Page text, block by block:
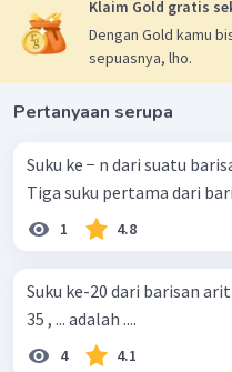
Jadi, Jawaban yang tepat
Klaim Gold gratis
Dengan Gold kamu
sepuasnya, lho.
Pertanyaan serupa
Suku ke − n dari suatu
Tiga suku pertama dari
1 4.8
Suku ke-20 dari barisan
35 , ... adalah ....
4 4.1